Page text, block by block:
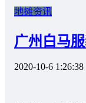
地摊资讯
广州白马
2020-10-6 1:26:38